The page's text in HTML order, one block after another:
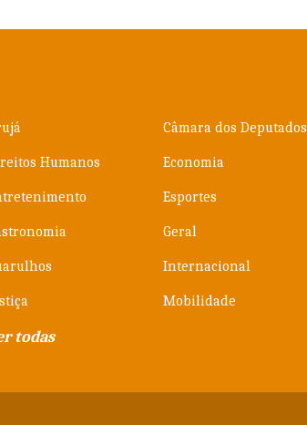
Câmara dos Deputados
Humanos Economia
Esportes
Geral
Internacional
Mobilidade
todas